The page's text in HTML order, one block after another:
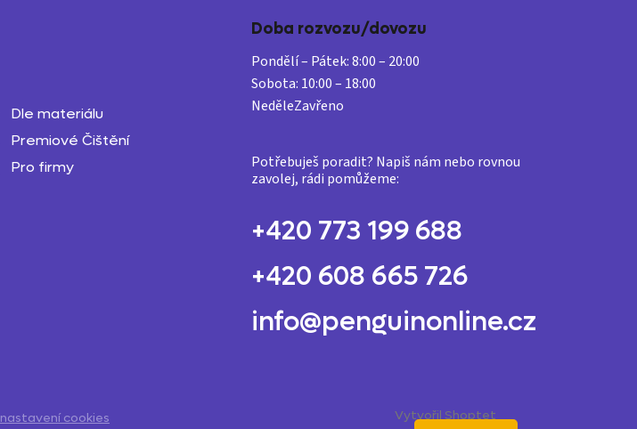
í
Dle materiálu
Premiové Čištění
Pro firmy
Doba rozvozu/dovozu
Pondělí – Pátek:8:00 – 20:00
Sobota: 10:00 – 18:00
NeděleZavřeno
Potřebuješ poradit? Napiš nám nebo rovnou
zavolej, rádi pomůžeme:
+420 773 199 688
+420 608 665 726
info@penguinonline.cz
Vytvořil Shoptet
cookies